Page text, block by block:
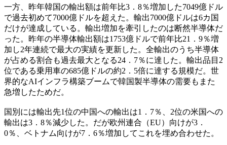
一方、昨年韓国の輸出額は前年比3．8％増加した7049億ドル
で過去初めて7000億ドルを超えた。輸出7000億ドルは6カ国
だけが達成している。輸出増加を牽引したのは断然半導体だ
った。昨年の半導体輸出額は1753億ドルで前年比21．9％増
加し2年連続で最大の実績を更新した。全輸出のうち半導体
が占める割合も過去最大となる24．7％に達した。輸出品目2
位である乗用車の685億ドルの約2．5倍に達する規模だ。世
界的なAIインフラ構築ブームで韓国製半導体の需要もまた
急増したためだ。
国別には輸出先1位の中国への輸出は1．7％、2位の米国への
輸出は3．8％減少した。だが欧州連合（EU）向けが3．
0％、ベトナム向けが7．6％増加してこれを埋め合わせた。